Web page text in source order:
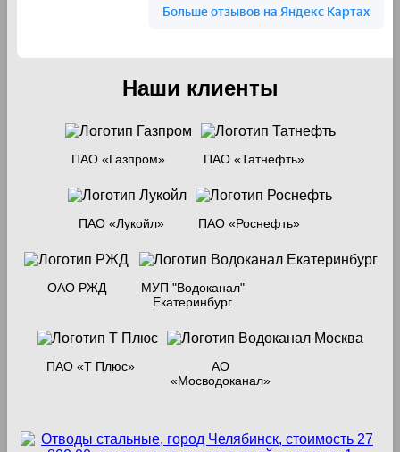
Наши клиенты
ПАО «Газпром» ПАО «Татнефть»
ПАО «Лукойл» ПАО «Роснефть»
ОАО РЖД
МУП "Водоканал"
Екатеринбург
ПАО «Т Плюс»
АО
«Мосводоканал»